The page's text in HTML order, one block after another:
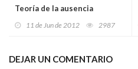
Teoría de la ausencia
11 de Jun de 2012 2987
DEJAR UN COMENTARIO